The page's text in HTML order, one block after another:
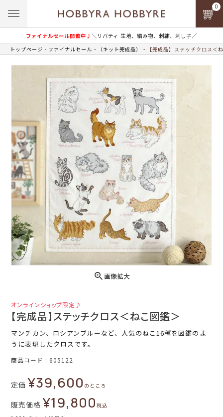
ファイナルセール開催中♪＼リバティ 生地、編み物、刺繍、刺し子／
0
トップページ ファイナルセール （キット完成品） 【完成品】ステッチクロス＜
画像拡大
オンラインショップ限定♪
【完成品】ステッチクロス＜ねこ図鑑＞
マンチカン、ロシアンブルーなど、人気のねこ16種を図鑑のよ
うに表現したクロスです。
商品コード 605122
定価 ¥39,600 のところ
販売価格 ¥19,800税込